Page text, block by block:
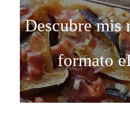
Descubre mis
formato